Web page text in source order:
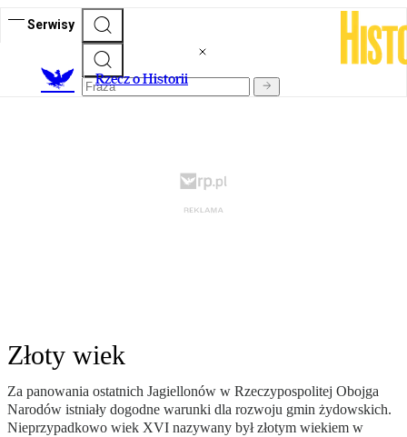
Serwisy
Rzecz o Historii
Złoty wiek
Za panowania ostatnich Jagiellonów w Rzeczypospolitej Obojga
Narodów istniały dogodne warunki dla rozwoju gmin żydowskich.
Nieprzypadkowo wiek XVI nazywany był złotym wiekiem w